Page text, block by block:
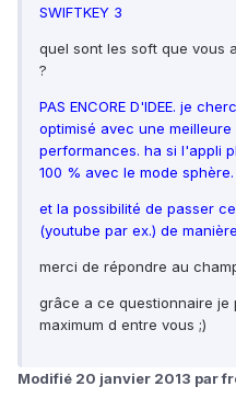
SWIFTKEY 3
quel sont les soft que vous
?
PAS ENCORE D'IDEE. je
optimisé avec une
performances. ha si l'appli
100 % avec le mode sphère.
et la possibilité de passer
(youtube par ex.) de
merci de répondre au
grâce a ce questionnaire je
maximum d entre vous ;)
Modifié 20 janvier 2013 par